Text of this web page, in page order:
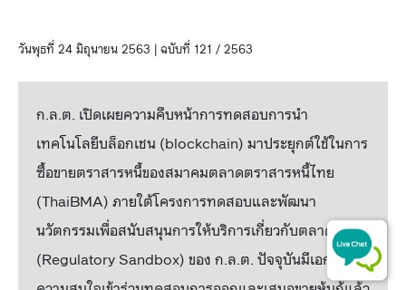
วันพุธที่ 24 มิถุนายน 2563 | ฉบับที่ 121 / 2563
ก.ล.ต. เปิดเผยความคืบหน้าการทดสอบการนำ
เทคโนโลยีบล็อกเชน (blockchain) มาประยุกต์ใช้ในการ
ซื้อขายตราสารหนี้ของสมาคมตลาดตราสารหนี้ไทย
(ThaiBMA) ภายใต้โครงการทดสอบและพัฒนา
นวัตกรรมเพื่อสนับสนุนการให้บริการเกี่ยวกับตลาดทุน
(Regulatory Sandbox) ของ ก.ล.ต. ปัจจุบันมีเอกชนให้